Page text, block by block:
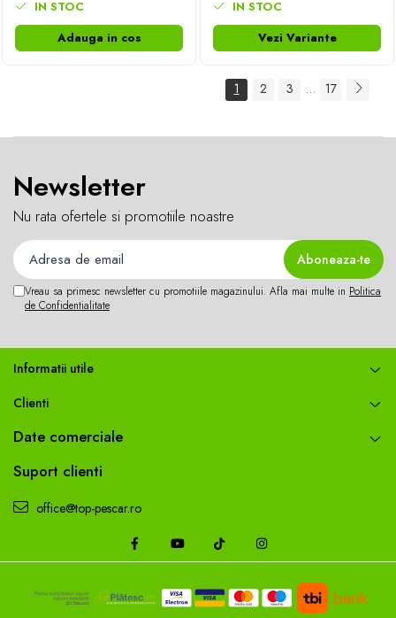
IN STOC
Adauga in cos
IN STOC
Vezi Variante
1 2 3 ... 17
Newsletter
Nu rata ofertele si promotiile noastre
Vreau sa primesc newsletter cu promotiile magazinului. Afla mai multe in Politica
de Confidentialitate
Informatii utile
Clienti
Date comerciale
Suport clienti
office@top-pescar.ro